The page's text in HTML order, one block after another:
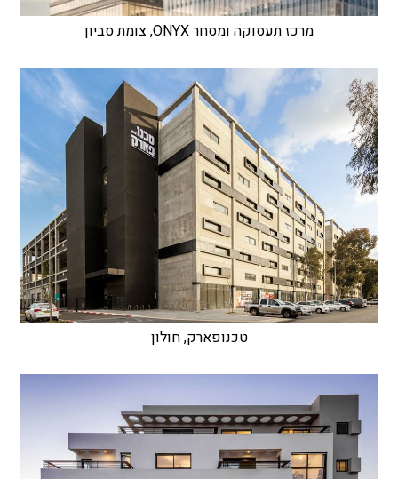
מרכז תעסוקה ומסחר ONYX, צומת סביון
טכנופארק, חולון